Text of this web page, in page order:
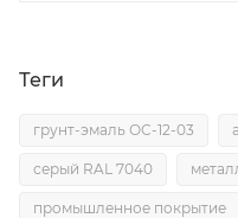
Теги
грунт-эмаль ОС-12-03
серый RAL 7040
промышленное покрытие